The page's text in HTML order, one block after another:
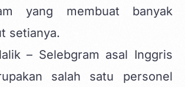
yang membuat banyak
setianya.
– Selebgram asal Inggris
salah satu personel